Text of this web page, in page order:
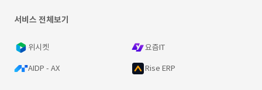
서비스 전체보기
위시켓 요즘IT
AIDP - AX Rise ERP